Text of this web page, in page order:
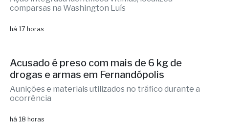
Ação integrada identificou vítimas, localizou
comparsas na Washington Luís
Acusado é preso com mais de 6 kg de
drogas e armas em Fernandópolis
Aunições e materiais utilizados no tráfico durante a
ocorrência